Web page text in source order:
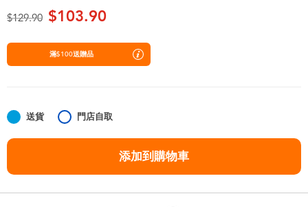
電池
人氣角色
價格從
$129.90至$103.90
滿$100送贈品
送貨 門店自取
添加到購物車